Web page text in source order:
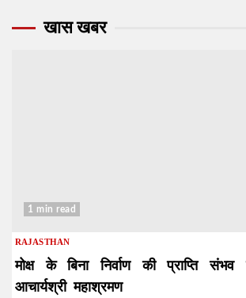
खास खबर
1 min read
RAJASTHAN
मोक्ष के बिना निर्वाण की प्राप्ति
आचार्यश्री महाश्रमण